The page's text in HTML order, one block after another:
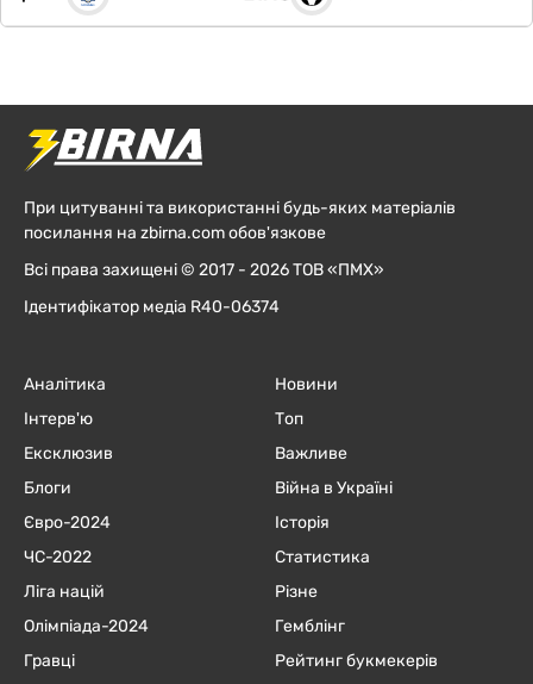
При цитуванні та використанні будь-яких матеріалів
посилання на zbirna.com обов'язкове
Всі права захищені © 2017 - 2026 ТОВ «ПМХ»
Ідентифікатор медіа R40-06374
Аналітика
Інтерв'ю
Ексклюзив
Блоги
Євро-2024
ЧC-2022
Ліга націй
Олімпіада-2024
Гравці
Новини
Топ
Важливе
Війна в Україні
Історія
Статистика
Різне
Гемблінг
Рейтинг букмекерів